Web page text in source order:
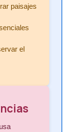
paisajes
el